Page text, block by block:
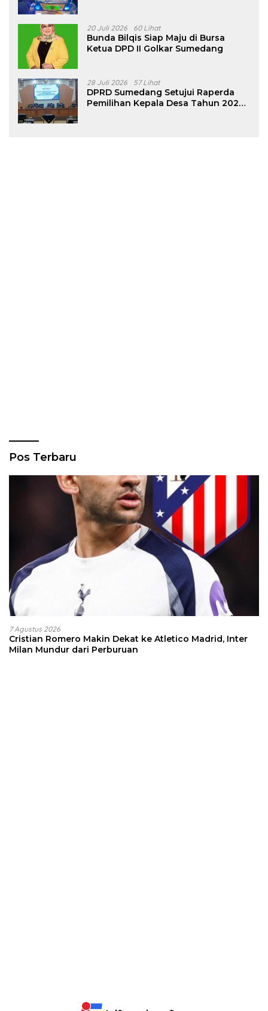
20 Juli 2026 60 Lihat
Bunda Bilqis Siap Maju di Bursa
Ketua DPD II Golkar Sumedang
28 Juli 2026 57 Lihat
DPRD Sumedang Setujui Raperda
Pemilihan Kepala Desa Tahun 2026
Pos Terbaru
7 Agustus 2026
Cristian Romero Makin Dekat ke Atletico Madrid, Inter
Milan Mundur dari Perburuan